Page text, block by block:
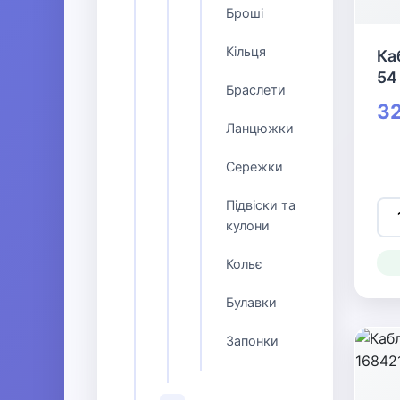
Броші
Кільця
Браслети
Ланцюжки
Сережки
Підвіски та
кулони
Кольє
Булавки
Запонки